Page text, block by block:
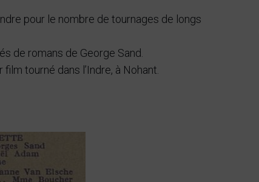
pour le nombre de tournages de longs
de romans de George Sand.
tourné dans l’Indre, à Nohant.